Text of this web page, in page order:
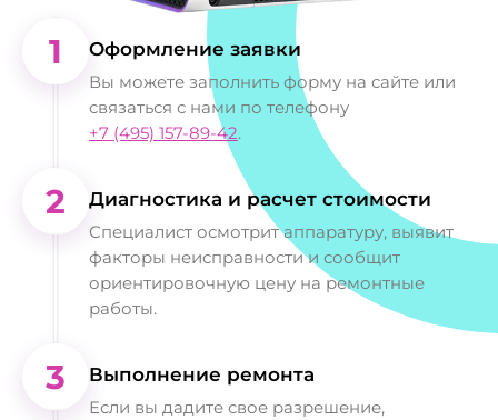
1 Оформление заявки
Вы можете заполнить форму на сайте или
связаться с нами по телефону
+7 (495) 157-89-42.
2 Диагностика и расчет стоимости
Специалист осмотрит аппаратуру, выявит
факторы неисправности и сообщит
ориентировочную цену на ремонтные
работы.
3 Выполнение ремонта
Если вы дадите свое разрешение,